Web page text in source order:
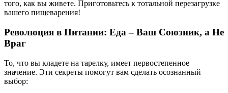
того, как вы живете. Приготовьтесь к тотальной перезагрузке
вашего пищеварения!
Революция в Питании: Еда – Ваш Союзник, а Не
Враг
То, что вы кладете на тарелку, имеет первостепенное
значение. Эти секреты помогут вам сделать осознанный
выбор: